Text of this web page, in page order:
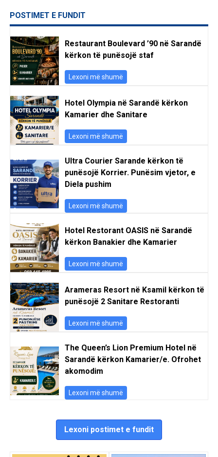
POSTIMET E FUNDIT
Restaurant Boulevard ’90 në Sarandë
kërkon të punësojë staf
Lexoni më shumë
Hotel Olympia në Sarandë kërkon
Kamarier dhe Sanitare
Lexoni më shumë
Ultra Courier Sarande kërkon të
punësojë Korrier. Punësim vjetor, e
Diela pushim
Lexoni më shumë
Hotel Restorant OASIS në Sarandë
kërkon Banakier dhe Kamarier
Lexoni më shumë
Arameras Resort në Ksamil kërkon të
punësojë 2 Sanitare Restoranti
Lexoni më shumë
The Queen’s Lion Premium Hotel në
Sarandë kërkon Kamarier/e. Ofrohet
akomodim
Lexoni më shumë
Lexoni postimet e fundit